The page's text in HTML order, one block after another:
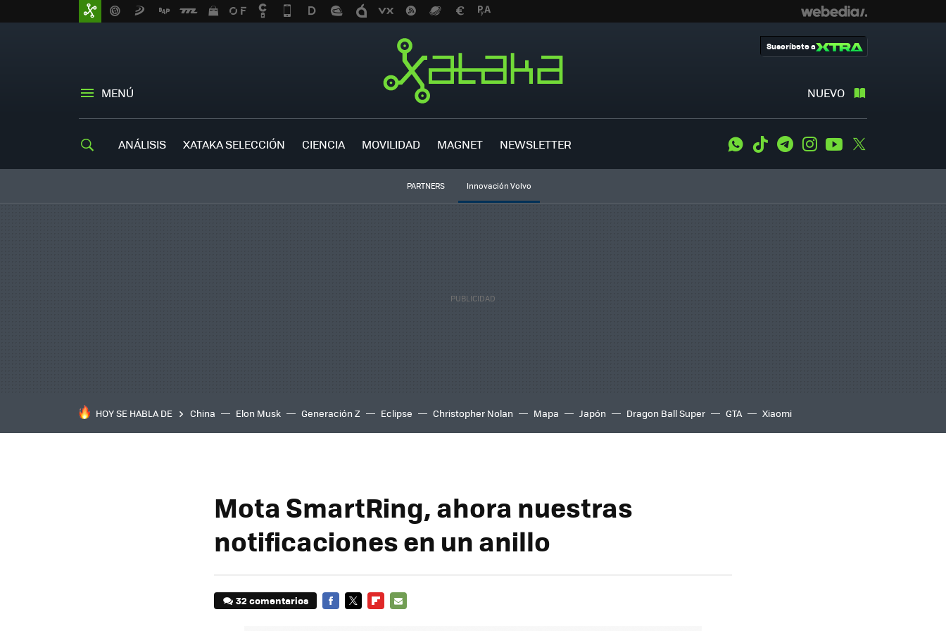
MENÚ NUEVO
Suscríbete a
ANÁLISIS XATAKA SELECCIÓN CIENCIA MOVILIDAD MAGNET NEWSLETTER WhatsApp
Tiktok TelegramInstagramYoutube
PARTNERS Innovación Volvo
HOY SE HABLA DE China Elon Musk Generación Z Eclipse Christopher Nolan Mapa Japón Dragon Ball Super GTA Xiaomi
Mota SmartRing, ahora nuestras
notificaciones en un anillo
32 comentarios